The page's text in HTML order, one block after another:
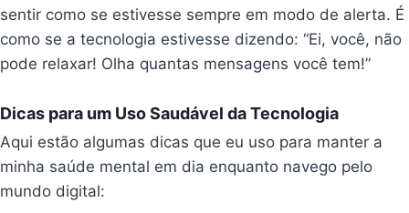
sentir como se estivesse sempre em modo de alerta. É
como se a tecnologia estivesse dizendo: “Ei, você, não
pode relaxar! Olha quantas mensagens você tem!”
Dicas para um Uso Saudável da Tecnologia
Aqui estão algumas dicas que eu uso para manter a
minha saúde mental em dia enquanto navego pelo
mundo digital: